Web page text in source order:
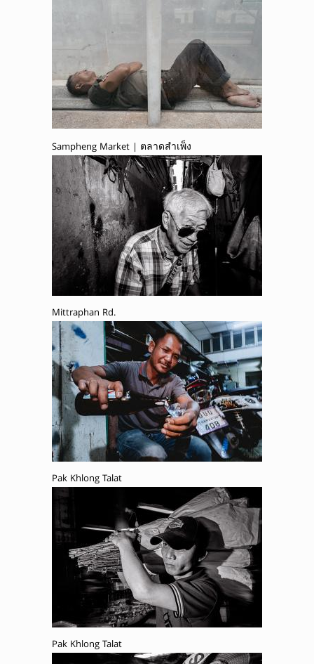
Sampheng Market | ตลาดสำเพ็ง
Mittraphan Rd.
Pak Khlong Talat
Pak Khlong Talat